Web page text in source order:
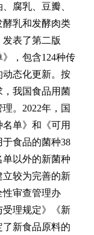
腐乳、豆瓣、
乳和发酵肉类
表了第二版
》，包含124种传
态化更新。按
，我国食品用菌
。2022年，国
单》和《可用
食品的菌种38
以外的新菌种
较为完善的新
性审查管理办
理规定》《新
新食品原料的